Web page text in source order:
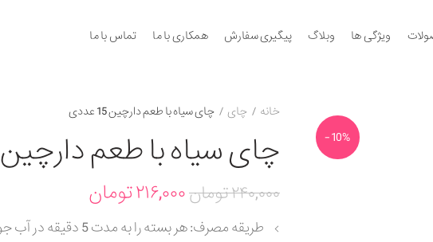
ویژگی ها وبلاگ پیگیری سفارش همکاری با ما تماس با ما
-10%
خانه
چای چای سیاه با طعم دارچین 15 عددی
چای سیاه با طعم دارچین 15 عددی
۲۴۰,۰۰۰تومان۲۱۶,۰۰۰تومان
طریقه مصرف: هر بسته را به مدت 5 دقیقه در آب جوش قرار دهید.